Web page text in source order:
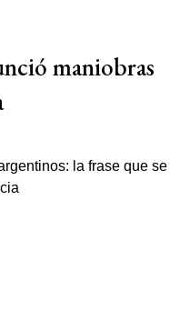
maniobras